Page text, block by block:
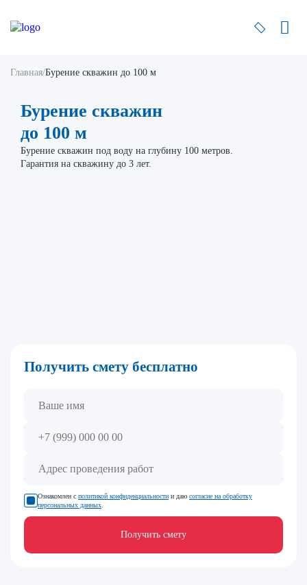
Главная/Бурение скважин до 100 м
Бурение скважин
до 100 м
Бурение скважин под воду на глубину 100 метров.
Гарантия на скважину до 3 лет.
Получить смету бесплатно
Ознакомлен с политикой конфиденциальности и даю согласие на обработку
персональных данных
Получить смету